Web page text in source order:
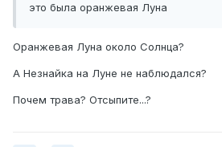
это была оранжевая Луна
Оранжевая Луна около Солнца?
А Незнайка на Луне не наблюдался?
Почем трава? Отсыпите...?